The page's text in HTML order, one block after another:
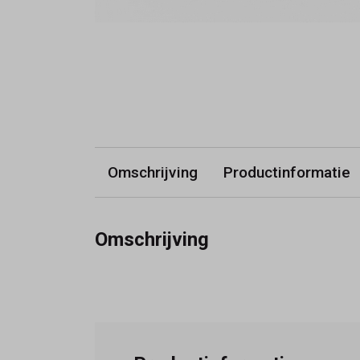
Omschrijving Productinformatie
Omschrijving